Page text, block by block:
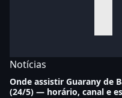
Notícias
Onde assistir Guarany de
(24/5) — horário, canal e